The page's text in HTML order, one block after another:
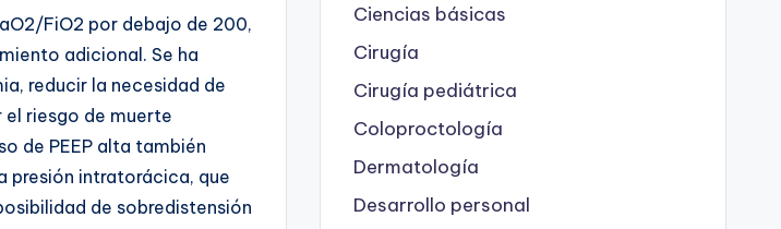
FiO2 por debajo de 200,
adicional. Se ha
reducir la necesidad de
riesgo de muerte
de PEEP alta también
presión intratorácica, que
de sobredistensión
Ciencias básicas
Cirugía
Cirugía pediátrica
Coloproctología
Dermatología
Desarrollo personal